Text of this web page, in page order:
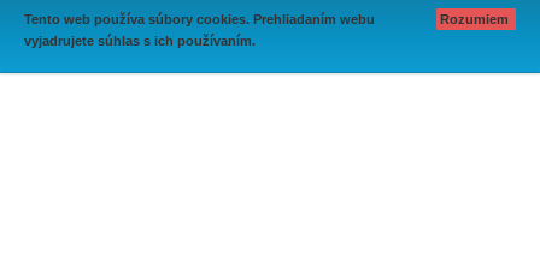
Tento web používa súbory cookies. Prehliadaním webu
vyjadrujete súhlas s ich používaním.
Rozumiem